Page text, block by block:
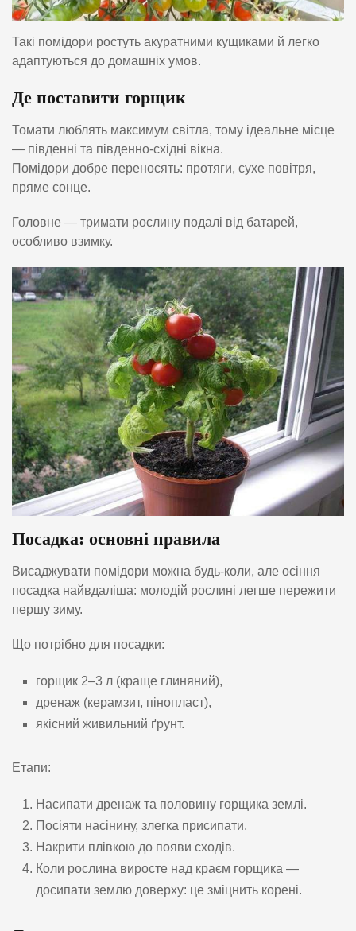
Такі помідори ростуть акуратними кущиками й легко
адаптуються до домашніх умов.
Де поставити горщик
Томати люблять максимум світла, тому ідеальне місце
— південні та південно-східні вікна.
Помідори добре переносять: протяги, сухе повітря,
пряме сонце.
Головне — тримати рослину подалі від батарей,
особливо взимку.
Посадка: основні правила
Висаджувати помідори можна будь-коли, але осіння
посадка найвдаліша: молодій рослині легше пережити
першу зиму.
Що потрібно для посадки:
горщик 2–3 л (краще глиняний),
дренаж (керамзит, пінопласт),
якісний живильний ґрунт.
Етапи:
Насипати дренаж та половину горщика землі.
Посіяти насінину, злегка присипати.
Накрити плівкою до появи сходів.
Коли рослина виросте над краєм горщика —
досипати землю доверху: це зміцнить корені.